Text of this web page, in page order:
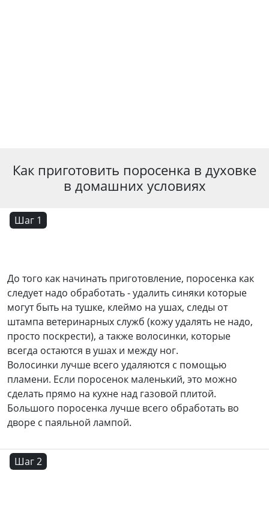
Как приготовить поросенка в духовке
в домашних условиях
Шаг 1
До того как начинать приготовление, поросенка как
следует надо обработать - удалить синяки которые
могут быть на тушке, клеймо на ушах, следы от
штампа ветеринарных служб (кожу удалять не надо,
просто поскрести), а также волосинки, которые
всегда остаются в ушах и между ног.
Волосинки лучше всего удаляются с помощью
пламени. Если поросенок маленький, это можно
сделать прямо на кухне над газовой плитой.
Большого поросенка лучше всего обработать во
дворе с паяльной лампой.
Шаг 2